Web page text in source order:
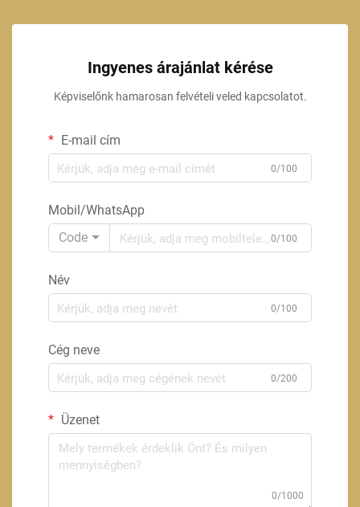
Ingyenes árajánlat kérése
Képviselőnk hamarosan felvételi veled kapcsolatot.
E-mail cím
0/100
Mobil/WhatsApp
Code
0/100
Név
0/100
Cég neve
0/200
Üzenet
0/1000